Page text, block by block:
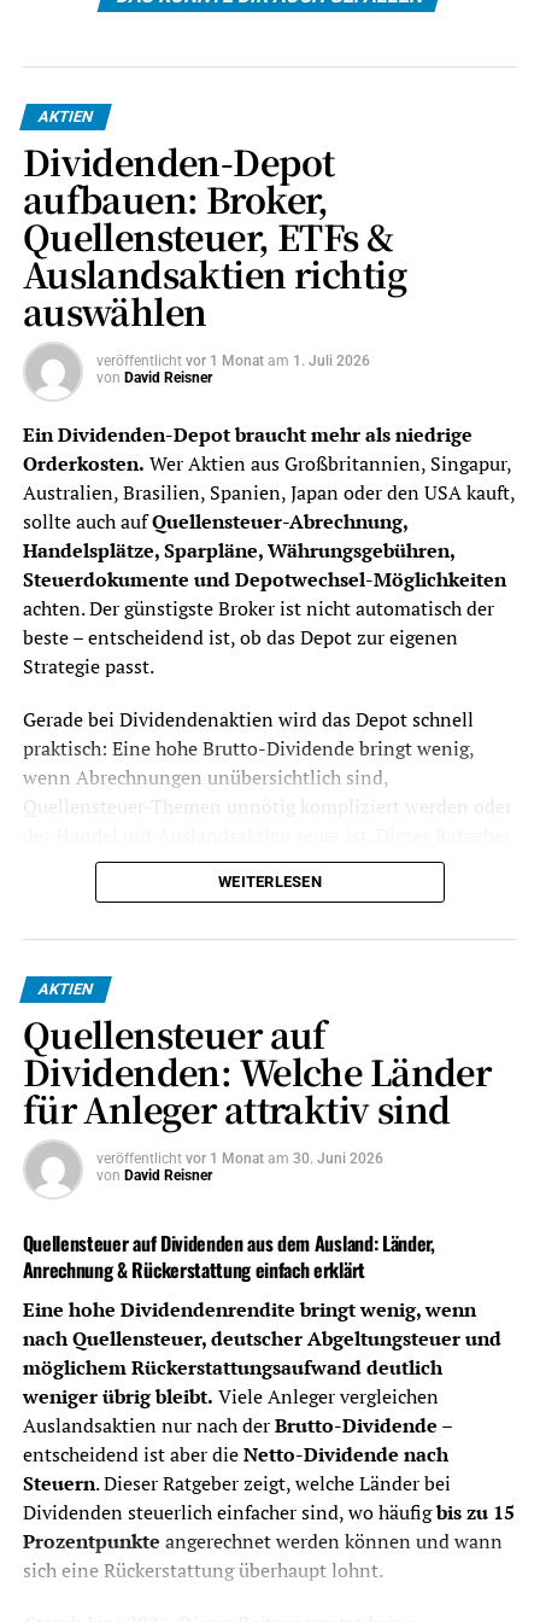
AKTIEN
Dividenden-Depot
aufbauen: Broker,
Quellensteuer, ETFs &
Auslandsaktien richtig
auswählen
veröffentlicht vor 1 Monat am 1. Juli 2026
von David Reisner
Ein Dividenden-Depot braucht mehr als niedrige
Orderkosten. Wer Aktien aus Großbritannien, Singapur,
Australien, Brasilien, Spanien, Japan oder den USA kauft,
sollte auch aufQuellensteuer-Abrechnung,
Handelsplätze, Sparpläne, Währungsgebühren,
Steuerdokumente und Depotwechsel-Möglichkeiten
achten. Der günstigste Broker ist nicht automatisch der
beste – entscheidend ist, ob das Depot zur eigenen
Strategie passt.
Gerade bei Dividendenaktien wird das Depot schnell
praktisch: Eine hohe Brutto-Dividende bringt wenig,
wenn Abrechnungen unübersichtlich sind,
Quellensteuer-Themen unnötig kompliziert werden oder
zeigt, worauf Anleger achten sollten, bevor sie ein
Dividenden-Depot eröffnen oder ihr bestehendes Depot
Stand: Juli 2026.
Anlageberatung und keine Steuerberatung, sondern eine
Orientierung für Privatanleger in Deutschland.
Das Wichtigste in Kürze – Kosten
und Steuern
Depotkosten
Depotführung,
Handelsplatzgebühren,
Sparplankosten und
Währungsumrechnung zählen.
Dividendenabrechnung
Ein gutes Dividenden-Depot sollte
Ausschüttungen, Steuern und Erträge
übersichtlich dokumentieren.
Quellensteuer
Bei Auslandsdividenden ist wichtig, ob
der Broker Quellensteuer sauber
ausweist, anrechenbare Beträge
berücksichtigt und nötige Unterlagen
bereitstellt.
WEITERLESEN
AKTIEN
Quellensteuer auf
Dividenden: Welche Länder
für Anleger attraktiv sind
veröffentlicht vor 1 Monat am 30. Juni 2026
von David Reisner
Quellensteuer auf Dividenden aus dem Ausland: Länder,
Anrechnung & Rückerstattung einfach erklärt
Eine hohe Dividendenrendite bringt wenig, wenn
nach Quellensteuer, deutscher Abgeltungsteuer und
möglichem Rückerstattungsaufwand deutlich
weniger übrig bleibt. Viele Anleger vergleichen
Auslandsaktien nur nach derBrutto-Dividende –
entscheidend ist aber dieNetto-Dividende nach
Steuern. Dieser Ratgeber zeigt, welche Länder bei
Dividenden steuerlich einfacher sind, wo häufigbis zu 15
Prozentpunkte angerechnet werden können und wann
sich eine Rückerstattung überhaupt lohnt.